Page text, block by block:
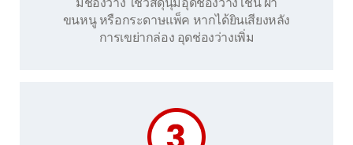
ขนหนู หรือกระดาษแพ็ค หากได้ยินเสียงหลัง
การเขย่ากล่อง อุดช่องว่างเพิ่ม